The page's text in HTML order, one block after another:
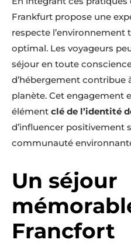
Frankfurt propose une
respecte
optimal. Les voyageurs
séjour en toute
d’hébergement contribue
planète. Cet engagement
élément clé de l’identité
d’influencer positivement
communauté
Un séjour
Francfort